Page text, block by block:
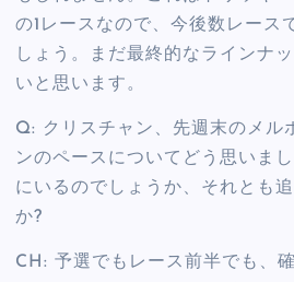
の1レースなので、今後数レース
しょう。まだ最終的なラインナ
いと思います。
Q: クリスチャン、先週末のメル
ンのペースについてどう思いま
にいるのでしょうか、それとも
か?
CH: 予選でもレース前半でも、